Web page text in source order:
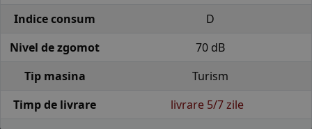
Indice consum
D
Nivel de zgomot
70 dB
Tip masina
Turism
Timp de livrare
livrare 5/7 zile